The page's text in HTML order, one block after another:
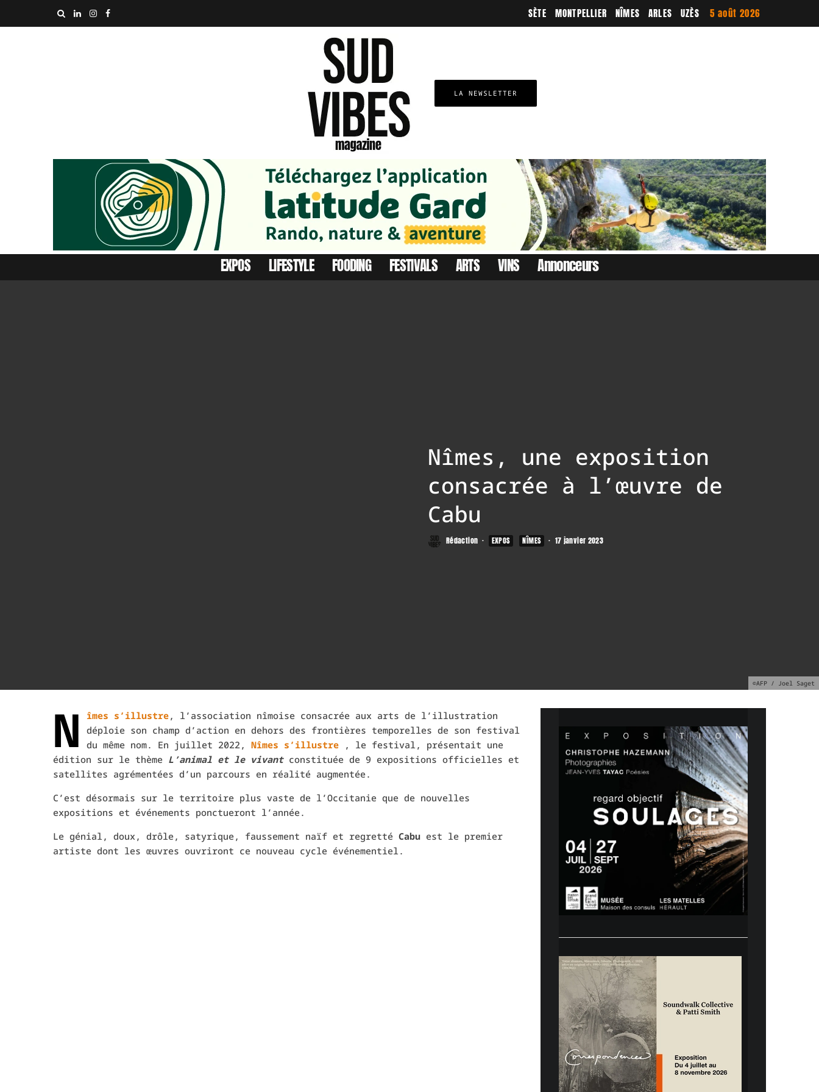
5 août 2026
UZÈS
ARLES
NÎMES
MONTPELLIER
SÈTE
LA NEWSLETTER
EXPOS LIFESTYLE FOODING FESTIVALS ARTS VINS Annonceurs
©AFP / Joel Saget
Nîmes, une exposition
consacrée à l’œuvre de
Cabu
Rédaction · EXPOS NÎMES · 17 janvier 2023
N îmes s’illustre, l’association nîmoise consacrée aux arts de l’illustration
déploie son champ d’action en dehors des frontières temporelles de son festival
du même nom.
En juillet 2022, Nîmes s’illustre , le festival, présentait une
édition sur le thème L’animal et le vivant constituée de 9 expositions officielles et
satellites agrémentées d’un parcours en réalité augmentée.
C’est désormais sur le territoire plus vaste de l’Occitanie que de nouvelles
expositions et événements ponctueront l’année.
Le génial, doux, drôle, satyrique, faussement naïf et regretté Cabu est le premier
artiste dont les œuvres ouvriront ce nouveau cycle événementiel.